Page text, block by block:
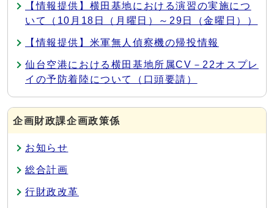
【情報提供】横田基地における演習の実施につ
いて（10月18日（月曜日）～29日（金曜日））
【情報提供】米軍無人偵察機の帰投情報
仙台空港における横田基地所属CV－22オスプレ
イの予防着陸について（口頭要請）
企画財政課企画政策係
お知らせ
総合計画
行財政改革